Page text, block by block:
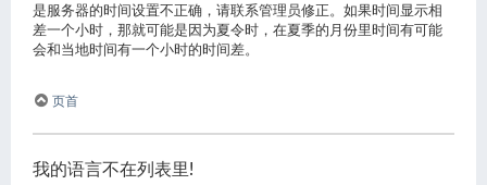
是服务器的时间设置不正确，请联系管理员修正。如果时间显示相
差一个小时，那就可能是因为夏令时，在夏季的月份里时间有可能
会和当地时间有一个小时的时间差。
页首
我的语言不在列表里!